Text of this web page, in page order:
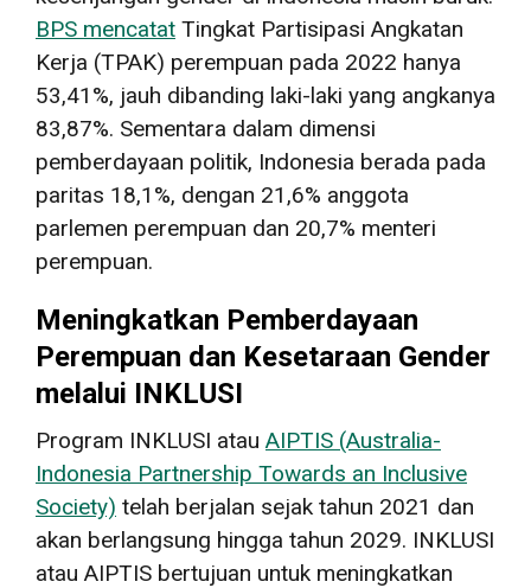
BPS mencatat Tingkat Partisipasi Angkatan
Kerja (TPAK) perempuan pada 2022 hanya
53,41%, jauh dibanding laki-laki yang angkanya
83,87%. Sementara dalam dimensi
pemberdayaan politik, Indonesia berada pada
paritas 18,1%, dengan 21,6% anggota
parlemen perempuan dan 20,7% menteri
perempuan.
Meningkatkan Pemberdayaan
Perempuan dan Kesetaraan Gender
melalui INKLUSI
Program INKLUSI atau AIPTIS (Australia-
Indonesia Partnership Towards an Inclusive
Society) telah berjalan sejak tahun 2021 dan
akan berlangsung hingga tahun 2029. INKLUSI
atau AIPTIS bertujuan untuk meningkatkan